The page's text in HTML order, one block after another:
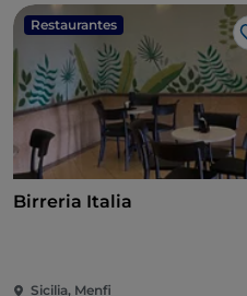
Restaurantes
Birreria Italia
Sicilia, Menfi